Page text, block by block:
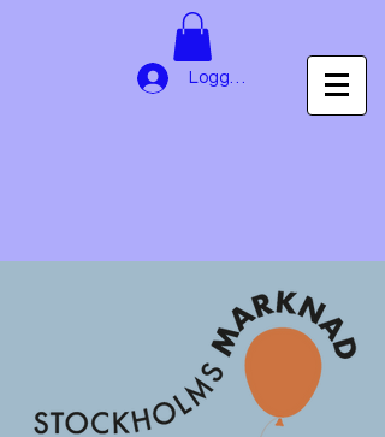
Logga in